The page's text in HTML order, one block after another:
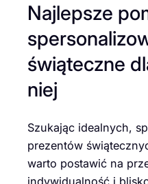
Najlepsze
świąteczne
niej
Szukając idealnych,
prezentów
warto postawić na
indywidualność i